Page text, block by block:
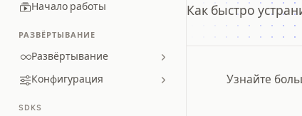
Начало работы
РАЗВЁРТЫВАНИЕ
Развёртывание
Конфигурация
SDKS
Как быстро
Узнайте